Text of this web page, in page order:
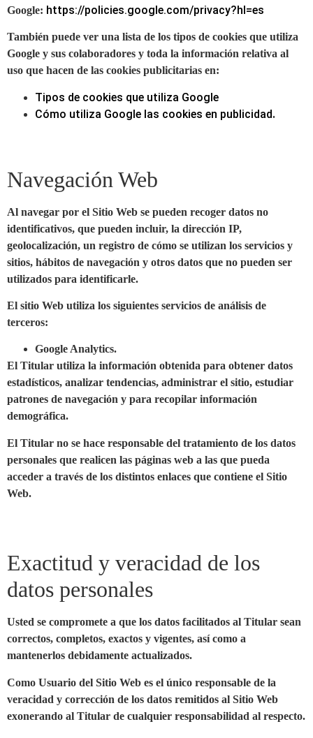
Google: https://policies.google.com/privacy?hl=es
También puede ver una lista de los tipos de cookies que utiliza
Google y sus colaboradores y toda la información relativa al
uso que hacen de las cookies publicitarias en:
Tipos de cookies que utiliza Google
Cómo utiliza Google las cookies en publicidad.
Navegación Web
Al navegar por el Sitio Web se pueden recoger datos no
identificativos, que pueden incluir, la dirección IP,
geolocalización, un registro de cómo se utilizan los servicios y
sitios, hábitos de navegación y otros datos que no pueden ser
utilizados para identificarle.
El sitio Web utiliza los siguientes servicios de análisis de
terceros:
Google Analytics.
El Titular utiliza la información obtenida para obtener datos
estadísticos, analizar tendencias, administrar el sitio, estudiar
patrones de navegación y para recopilar información
demográfica.
El Titular no se hace responsable del tratamiento de los datos
personales que realicen las páginas web a las que pueda
acceder a través de los distintos enlaces que contiene el Sitio
Web.
Exactitud y veracidad de los
datos personales
Usted se compromete a que los datos facilitados al Titular sean
correctos, completos, exactos y vigentes, así como a
mantenerlos debidamente actualizados.
Como Usuario del Sitio Web es el único responsable de la
veracidad y corrección de los datos remitidos al Sitio Web
exonerando al Titular de cualquier responsabilidad al respecto.